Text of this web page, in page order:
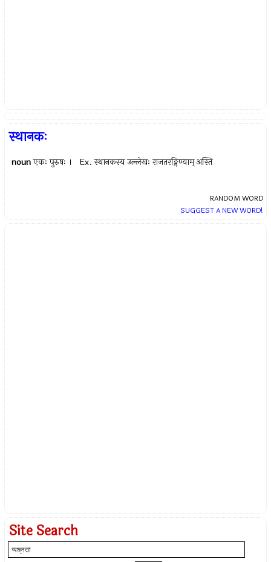
स्थानकः
noun एकः पुरुषः । Ex.स्थानकस्य उल्लेखः राजतरङ्गिण्याम् अस्ति
RANDOM WORD
SUGGEST A NEW WORD!
Site Search